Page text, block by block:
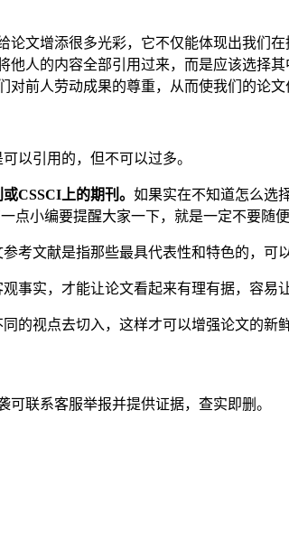
文增添很多光彩，它不仅能体现出我们
人的内容全部引用过来，而是应该选择
前人劳动成果的尊重，从而使我们的论文
以引用的，但不可以过多。
CSSCI上的期刊。 如果实在不知道怎么选
点小编要提醒大家一下，就是一定不要随
考文献是指那些最具代表性和特色的，可
事实，才能让论文看起来有理有据，容易
同的视点去切入，这样才可以增强论文的新
联系客服举报并提供证据，查实即删。